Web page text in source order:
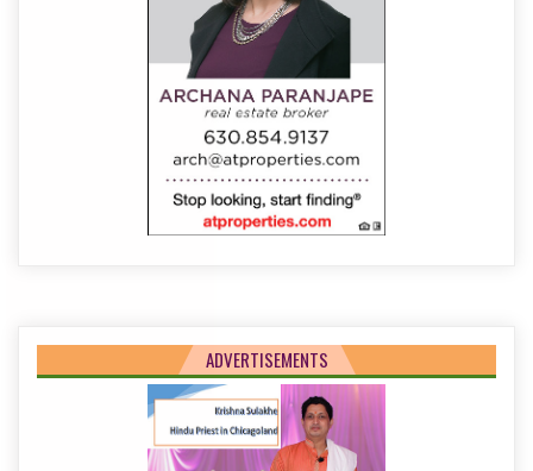
ADVERTISEMENTS